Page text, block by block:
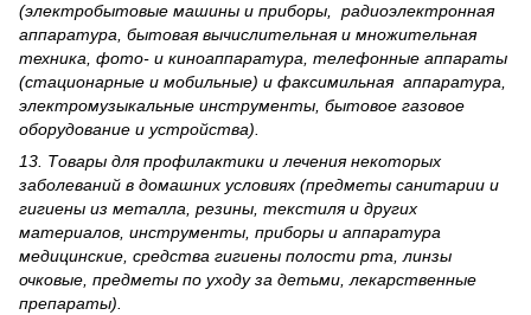
(электробытовые машины и приборы, радиоэлектронная
аппаратура, бытовая вычислительная и множительная
техника, фото- и киноаппаратура, телефонные аппараты
(стационарные и мобильные) и факсимильная аппаратура,
электрому­зыкальные инструменты, бытовое газовое
оборудование и устройства).
13. Товары для профилактики и лечения некоторых
заболеваний в домашних условиях (предметы санитарии и
гигиены из металла, резины, текстиля и других
материалов, инструменты, приборы и аппаратура
медицинские, средства гигиены полости рта, линзы
очковые, предметы по уходу за детьми, лекарственные
препараты).